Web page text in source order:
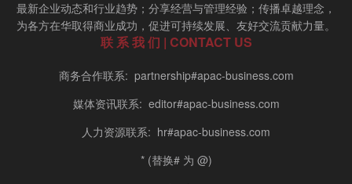
最新企业动态和行业趋势；分享经营与管理经验；传播卓越理念，
为各方在华取得商业成功，促进可持续发展、友好交流贡献力量。
联 系 我 们 | CONTACT US
商务合作联系: partnership#apac-business.com
媒体资讯联系: editor#apac-business.com
人力资源联系: hr#apac-business.com
* (替换# 为 @)